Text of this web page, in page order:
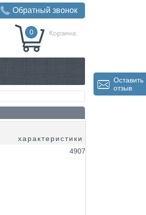
Корзина:
0
Обратный звонок
характеристики
4907
Оставить
отзыв